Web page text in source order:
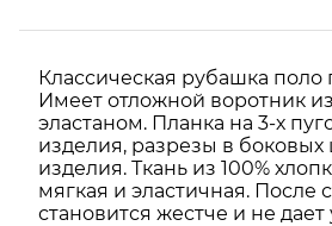
Классическая рубашка поло
Имеет отложной воротник
эластаном. Планка на 3-х
изделия, разрезы в боковых
изделия. Ткань из 100%
мягкая и эластичная. После
становится жестче и не дает